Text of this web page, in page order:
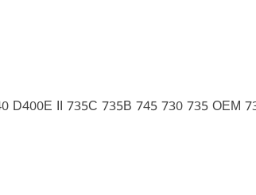
D400E II 735C 735B 745 730 735 OEM